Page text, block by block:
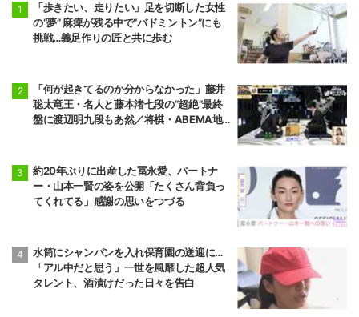
「歩きたい、走りたい」足を切断した女性
の“夢” 麻痺が残る中で“バドミントン”にも
挑戦…義足作りの匠と共に歩む
「何が起きてるのか分からなかった」藤井
聡太竜王・名人と藤本渚七段の“超絶”最終
盤に渡辺明九段もあ然／将棋・ABEMA地
約20年ぶりに出産した冨永愛、パートナ
ー・山本一賢の姿を公開「たくさん背負っ
てくれてる」感謝の思いをつづる
水筒にシャンパンを入れ保育園の送迎に…
「アル中だと思う」一世を風靡した超人気
タレント、酒漬けだった日々を告白